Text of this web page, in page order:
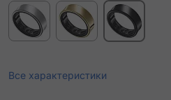
Все характеристики